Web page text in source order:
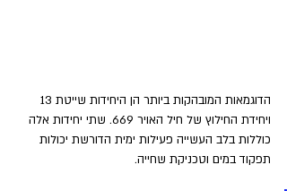
ויחידת החילוץ של חיל האויר 669. שתי יחידות אלה
כוללות בלב העשייה פעילות ימית הדורשת יכולות
תפקוד במים וטכניקת שחייה.